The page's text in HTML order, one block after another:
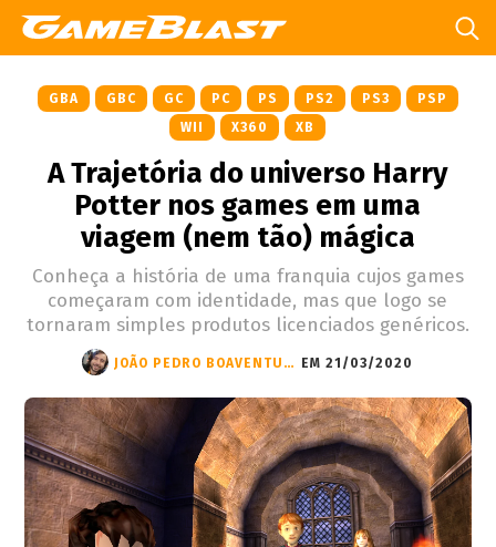
GBA GBC GC PC PS PS2 PS3
PSP
WII
X360 XB
A Trajetória do universo Harry
Potter nos games em uma
viagem (nem tão) mágica
Conheça a história de uma franquia cujos games
começaram com identidade, mas que logo se
tornaram simples produtos licenciados genéricos.
JOÃO PEDRO BOAVENTURA EM 21/03/2020